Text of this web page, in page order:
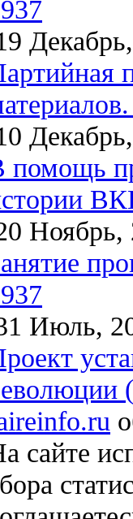
помощь
Ноябрь,
Июль,
сайте